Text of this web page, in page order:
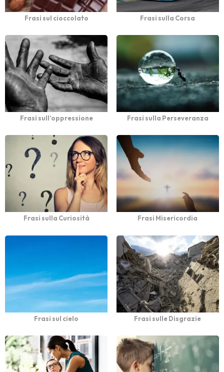
Frasi sul cioccolato Frasi sulla Corsa
Frasi sull’oppressione Frasi sulla Perseveranza
Frasi sulla Curiosità Frasi Misericordia
Frasi sul cielo Frasi sulle Disgrazie